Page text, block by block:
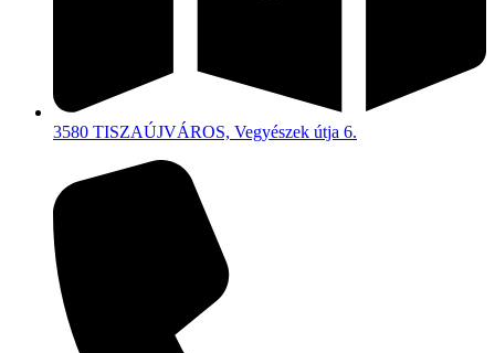
3580 TISZAÚJVÁROS, Vegyészek útja 6.